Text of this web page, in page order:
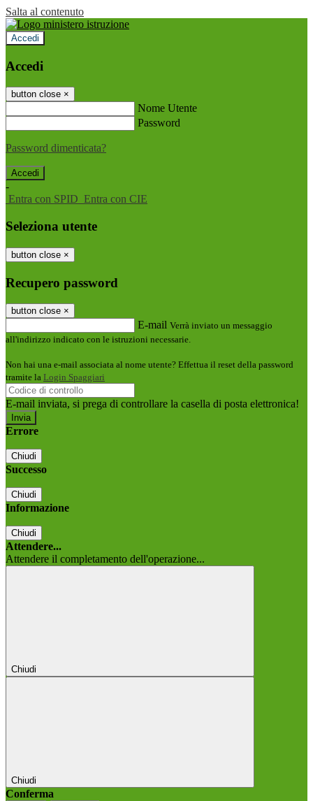
Salta al contenuto
Accedi
Accedi
button close ×
Nome Utente
Password
Password dimenticata?
-
Entra con SPID Entra con CIE
Seleziona utente
button close ×
Recupero password
button close ×
E-mail Verrà inviato un messaggio
all'indirizzo indicato con le istruzioni necessarie.
Non hai una e-mail associata al nome utente? Effettua il reset della password
tramite la Login Spaggiari
E-mail inviata, si prega di controllare la casella di posta elettronica!
Errore
Chiudi
Successo
Chiudi
Informazione
Chiudi
Attendere...
Attendere il completamento dell'operazione...
Chiudi
Chiudi
Conferma